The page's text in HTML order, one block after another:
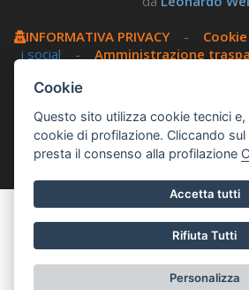
INFORMATIVA PRIVACY-
i social - Amministrazione
Questo sito utilizza, nella
DISLESSIA,Biancoenero ®, una
Leggibilità.
Cookie
Questo sito utilizza cookie tecnici
cookie di profilazione. Cliccando
presta il consenso alla profilazione
Accetta tutti
Rifiuta Tutti
Personalizza